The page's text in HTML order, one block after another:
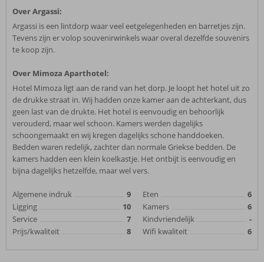
Over Argassi:
Argassi is een lintdorp waar veel eetgelegenheden en barretjes zijn.
Tevens zijn er volop souvenirwinkels waar overal dezelfde souvenirs
te koop zijn.
Over Mimoza Aparthotel:
Hotel Mimoza ligt aan de rand van het dorp. Je loopt het hotel uit zo
de drukke straat in. Wij hadden onze kamer aan de achterkant, dus
geen last van de drukte. Het hotel is eenvoudig en behoorlijk
verouderd, maar wel schoon. Kamers werden dagelijks
schoongemaakt en wij kregen dagelijks schone handdoeken.
Bedden waren redelijk, zachter dan normale Griekse bedden. De
kamers hadden een klein koelkastje. Het ontbijt is eenvoudig en
bijna dagelijks hetzelfde, maar wel vers.
Algemene indruk
9
Ligging
10
Service
7
Prijs/kwaliteit
8
Eten
6
Kamers
6
Kindvriendelijk
-
Wifi kwaliteit
6